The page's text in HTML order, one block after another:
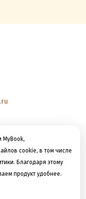
MyBook,
cookie, в том числе
Благодаря этому
продукт удобнее.